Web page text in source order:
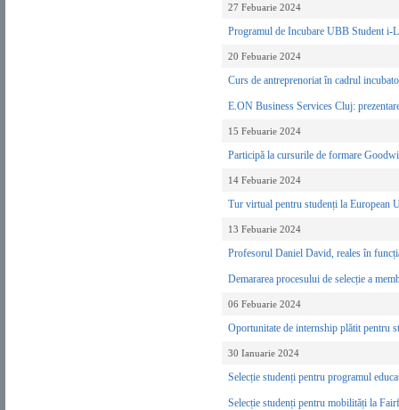
27 Febuarie 2024
Programul de Incubare UBB Student i-
20 Febuarie 2024
Curs de antreprenoriat în cadrul
E.ON Business Services Cluj:
15 Febuarie 2024
Participă la cursurile de formare
14 Febuarie 2024
Tur virtual pentru studenți la
13 Febuarie 2024
Profesorul Daniel David, reales în
Demararea procesului de selecție a
06 Febuarie 2024
Oportunitate de internship plătit pentru
30 Ianuarie 2024
Selecție studenți pentru programul
Selecție studenți pentru mobilități la